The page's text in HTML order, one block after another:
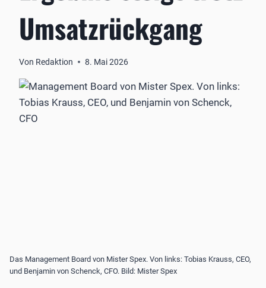
Umsatzrückgang
Von Redaktion 8. Mai 2026
Das Management Board von Mister Spex. Von links: Tobias Krauss, CEO,
und Benjamin von Schenck, CFO. Bild: Mister Spex